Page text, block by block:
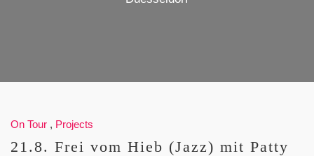
On Tour , Projects
21.8. Frei vom Hieb (Jazz) mit Patty